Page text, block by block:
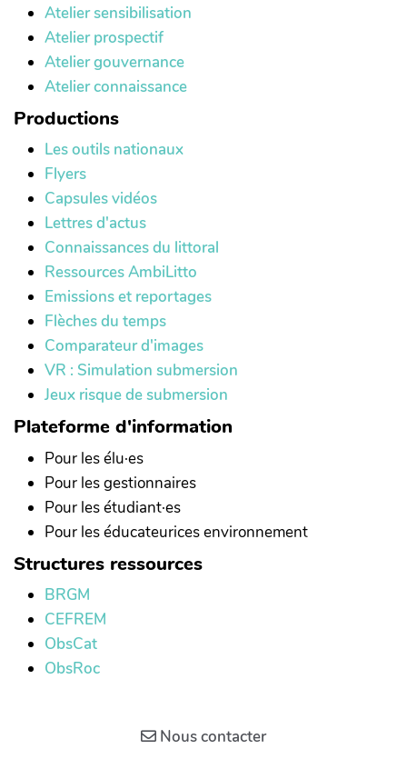
Atelier sensibilisation
Atelier prospectif
Atelier gouvernance
Atelier connaissance
Productions
Les outils nationaux
Flyers
Capsules vidéos
Lettres d'actus
Connaissances du littoral
Ressources AmbiLitto
Emissions et reportages
Flèches du temps
Comparateur d'images
VR : Simulation submersion
Jeux risque de submersion
Plateforme d'information
Pour les élu·es
Pour les gestionnaires
Pour les étudiant·es
Pour les éducateurices environnement
Structures ressources
BRGM
CEFREM
ObsCat
ObsRoc
Nous contacter